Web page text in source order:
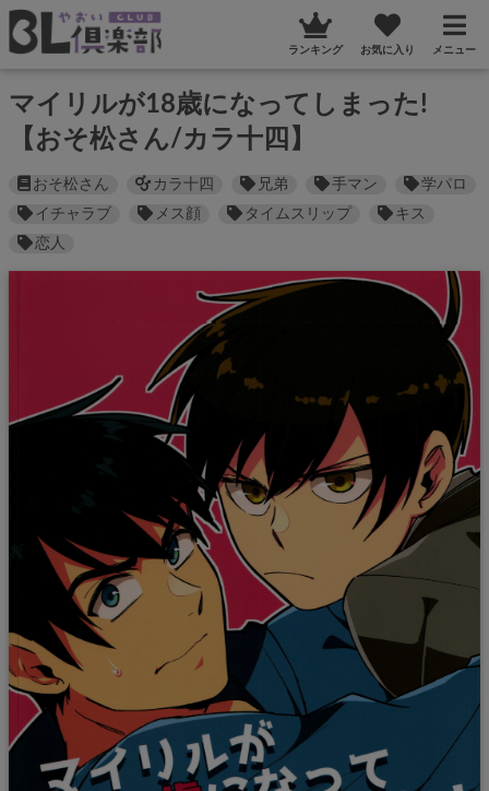
ランキング お気に入り メニュー
マイリルが18歳になってしまった!
【おそ松さん/カラ十四】
おそ松さん カラ十四 兄弟 手マン
学パロ
イチャラブ
メス顔 タイムスリップ
キス
恋人